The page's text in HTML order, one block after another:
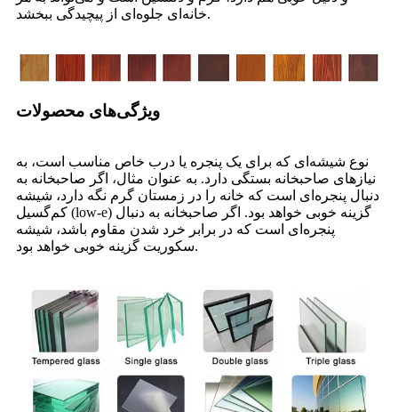
خانه‌ای جلوه‌ای از پیچیدگی ببخشد.
ویژگی‌های محصولات
نوع شیشه‌ای که برای یک پنجره یا درب خاص مناسب است، به
نیازهای صاحبخانه بستگی دارد. به عنوان مثال، اگر صاحبخانه به
دنبال پنجره‌ای است که خانه را در زمستان گرم نگه دارد، شیشه
کم‌گسیل (low-e) گزینه خوبی خواهد بود. اگر صاحبخانه به دنبال
پنجره‌ای است که در برابر خرد شدن مقاوم باشد، شیشه
سکوریت گزینه خوبی خواهد بود.